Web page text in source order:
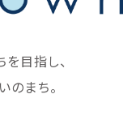
目指し、
まち。